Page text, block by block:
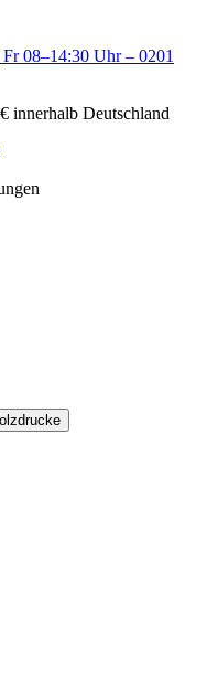
08–14:30 Uhr – 0201
innerhalb Deutschland